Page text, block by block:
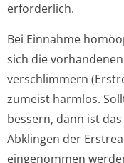
erforderlich.
Bei Einnahme
sich die
verschlimmern
zumeist harmlos.
bessern, dann ist
Abklingen der
eingenommen